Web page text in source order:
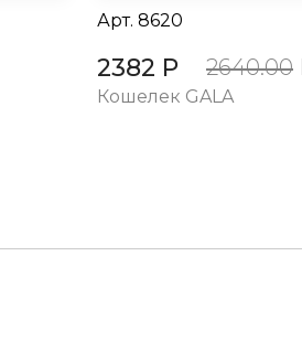
Арт. 8620
2382 Р 2640.00
Кошелек GALA